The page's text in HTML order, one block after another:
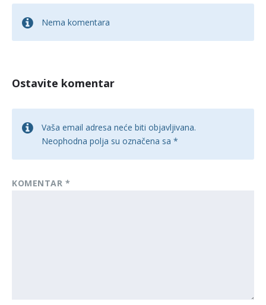
Nema komentara
Ostavite komentar
Vaša email adresa neće biti objavljivana.
Neophodna polja su označena sa *
KOMENTAR*